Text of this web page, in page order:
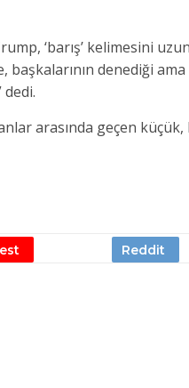
‘barış’ kelimesini
başkalarının denediği ama
dedi.
arasında geçen